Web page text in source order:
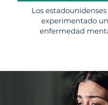
Los
experimentado
enfermedad